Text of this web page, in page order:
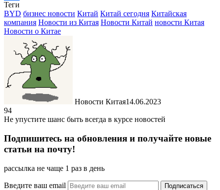
Отправить
Теги
BYD бизнес новости Китай Китай сегодня Китайская
компания Новости из Китая Новости Китай новости Китая
Новости о Китае
Новости Китая14.06.2023
94
Не упустите шанс быть всегда в курсе новостей
Подпишитесь на обновления и получайте новые
статьи на почту!
рассылка не чаще 1 раз в день
Введите ваш email